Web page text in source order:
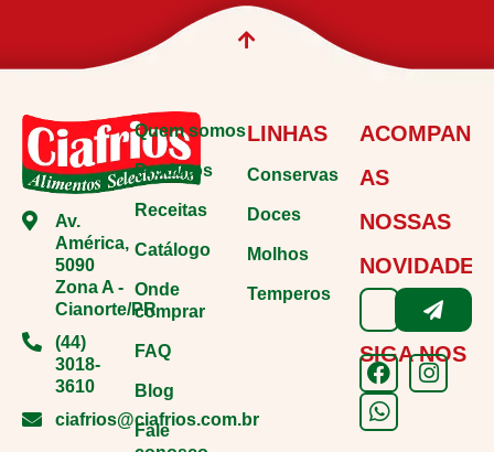
Av.
América,
5090
Zona A -
Cianorte/PR
(44)
3018-
3610
ciafrios@ciafrios.com.br
Quem somos
Produtos
Receitas
Catálogo
Onde
comprar
FAQ
Blog
Fale
LINHAS
Conservas
Doces
Molhos
Temperos
AS
NOSSAS
NOVIDADES
SIGA NOS